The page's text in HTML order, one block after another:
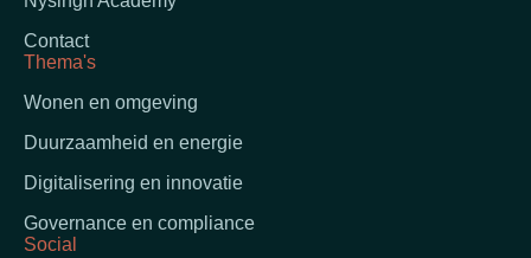
Contact
Thema's
Wonen en omgeving
Duurzaamheid en energie
Digitalisering en innovatie
Governance en compliance
Social